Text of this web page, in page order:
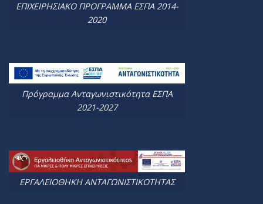
ΕΠΙΧΕΙΡΗΣΙΑΚΟ ΠΡΟΓΡΑΜΜΑ ΕΣΠΑ 2014-
2020
Πρόγραμμα Ανταγωνιστικότητα ΕΣΠΑ
2021-2027
ΕΡΓΑΛΕΙΟΘΗΚΗ ΑΝΤΑΓΩΝΙΣΤΙΚΟΤΗΤΑΣ